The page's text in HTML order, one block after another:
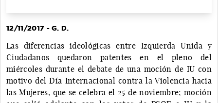
12/11/2017 - G. D.
Las diferencias ideológicas entre Izquierda Unida y
Ciudadanos quedaron patentes en el pleno del
miércoles durante el debate de una moción de IU con
motivo del Día Internacional contra la Violencia hacia
las Mujeres, que se celebra el 25 de noviembre; moción